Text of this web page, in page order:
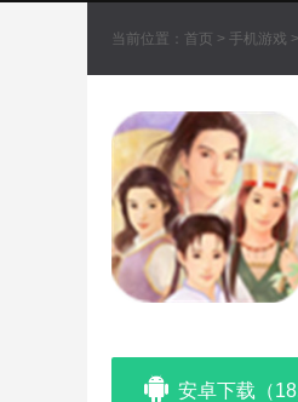
当前位置： 首页 > 手机游戏 >
安卓下载（